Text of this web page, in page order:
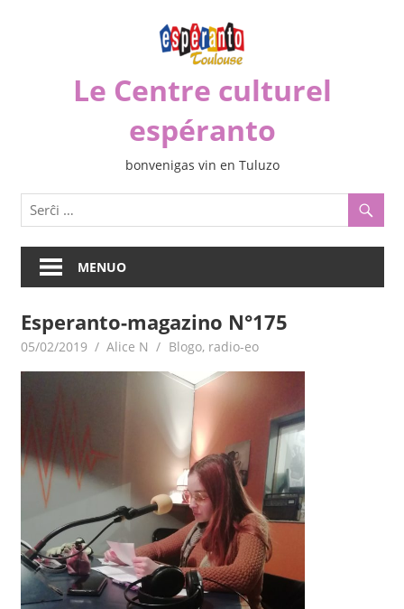
Le Centre culturel
espéranto
bonvenigas vin en Tuluzo
MENUO
Esperanto-magazino N°175
05/02/2019 Alice N Blogo, radio-eo